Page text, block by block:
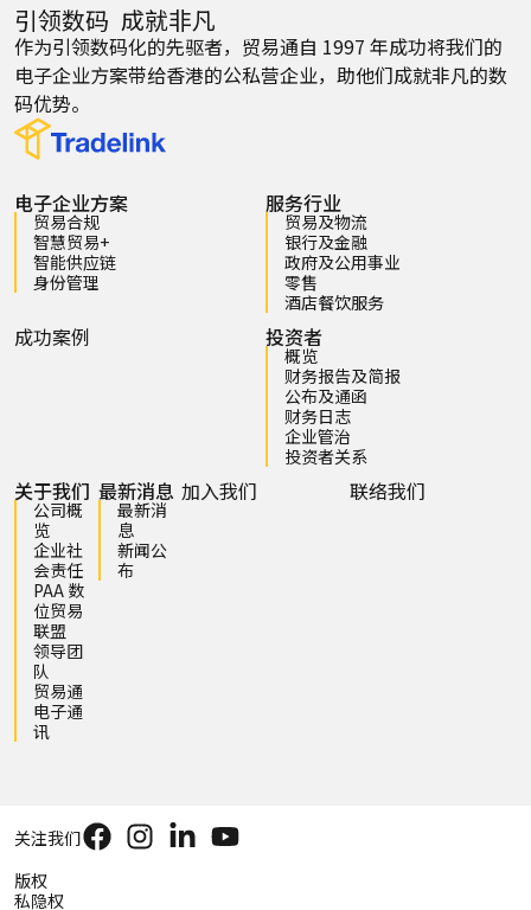
引领数码 成就非凡
作为引领数码化的先驱者，贸易通自 1997 年成功将我们的
电子企业方案带给香港的公私营企业，助他们成就非凡的数
码优势。
电子企业方案
贸易合规
智慧贸易+
智能供应链
身份管理
服务行业
贸易及物流
银行及金融
政府及公用事业
零售
酒店餐饮服务
成功案例 投资者
概览
财务报告及简报
公布及通函
财务日志
企业管治
投资者关系
关于我们
公司概
览
企业社
会责任
PAA 数
位贸易
联盟
领导团
队
贸易通
电子通
讯
最新消息
最新消
息
新闻公
布
加入我们 联络我们
版权
私隐权
关注我们